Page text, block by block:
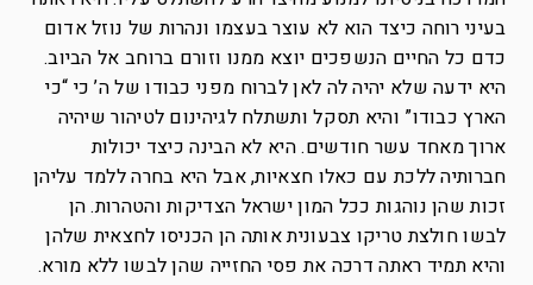
בעיני רוחה כיצד הוא לא עוצר בעצמו ונהרות של נוזל אדום
כדם כל החיים הנשפכים יוצא ממנו וזורם ברוחב אל הביוב.
היא ידעה שלא יהיה לה לאן לברוח מפני כבודו של ה’ כי “כי
הארץ כבודו” והיא תסקל ותשתלח לגיהינום לטיהור שיהיה
ארוך מאחד עשר חודשים. היא לא הבינה כיצד יכולות
חברותיה ללכת עם כאלו חצאיות, אבל היא בחרה ללמד עליהן
זכות שהן נוהגות ככל המון ישראל הצדיקות והטהרות. הן
לבשו חולצת טריקו צבעונית אותה הן הכניסו לחצאית שלהן
והיא תמיד ראתה דרכה את פסי החזייה שהן לבשו ללא מורא.